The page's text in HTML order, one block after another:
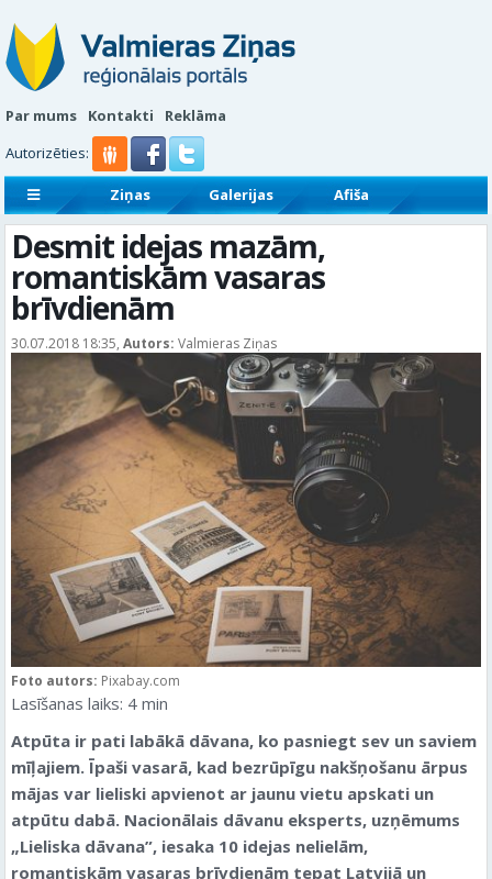
Par mums Kontakti
Reklāma
Autorizēties:
Ziņas Galerijas
Afiša
Sludinājumi
Reklāmraksti
Desmit idejas mazām,
romantiskām vasaras
brīvdienām
30.07.2018 18:35, Autors: Valmieras Ziņas
Foto autors: Pixabay.com
Lasīšanas laiks: 4 min
Atpūta ir pati labākā dāvana, ko pasniegt sev un saviem
mīļajiem. Īpaši vasarā, kad bezrūpīgu nakšņošanu ārpus
mājas var lieliski apvienot ar jaunu vietu apskati un
atpūtu dabā. Nacionālais dāvanu eksperts, uzņēmums
„Lieliska dāvana”, iesaka 10 idejas nelielām,
romantiskām vasaras brīvdienām tepat Latvijā un